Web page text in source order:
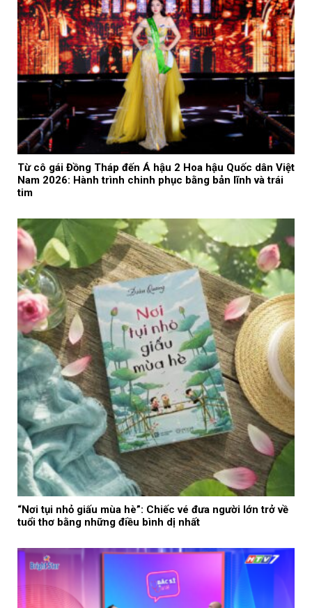
Từ cô gái Đồng Tháp đến Á hậu 2 Hoa hậu Quốc dân Việt
Nam 2026: Hành trình chinh phục bằng bản lĩnh và trái
tim
“Nơi tụi nhỏ giấu mùa hè”: Chiếc vé đưa người lớn trở về
tuổi thơ bằng những điều bình dị nhất